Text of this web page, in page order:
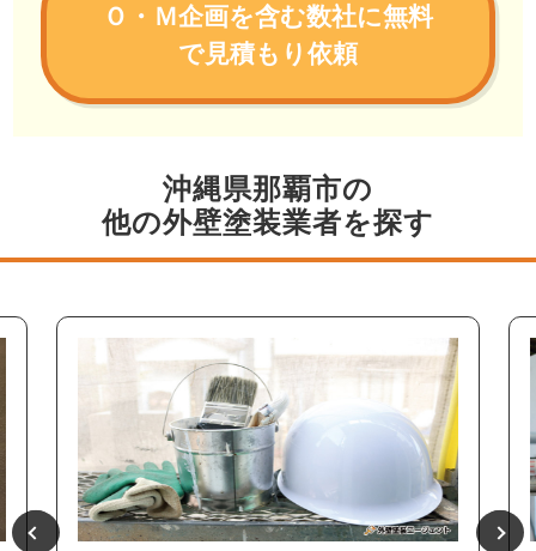
Ｏ・Ｍ企画を含む数社に無料
で見積もり依頼
沖縄県那覇市の
他の外壁塗装業者を探す